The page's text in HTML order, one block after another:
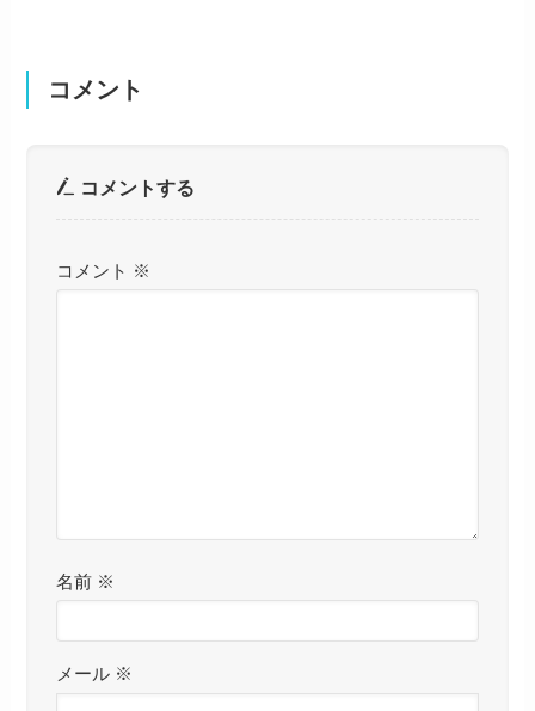
コメント
コメントする
コメント ※
名前 ※
メール ※